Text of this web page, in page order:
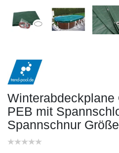
Winterabdeckplane
PEB mit
Spannschnur